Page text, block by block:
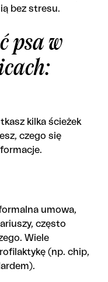
bez stresu.
psa w
kilka ścieżek
czego się
umowa,
często
Wiele
(np. chip,